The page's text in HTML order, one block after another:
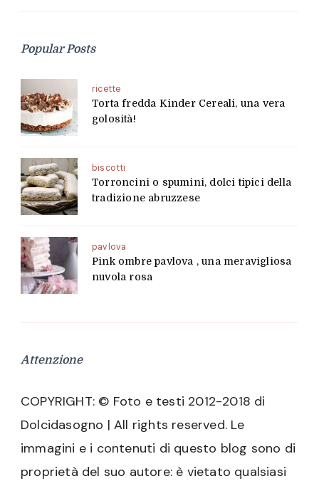
Popular Posts
ricette
Torta fredda Kinder Cereali, una vera
golosità!
biscotti
Torroncini o spumini, dolci tipici della
tradizione abruzzese
pavlova
Pink ombre pavlova , una meravigliosa
nuvola rosa
Attenzione
COPYRIGHT: © Foto e testi 2012-2018 di
Dolcidasogno | All rights reserved. Le
immagini e i contenuti di questo blog sono di
proprietà del suo autore: è vietato qualsiasi